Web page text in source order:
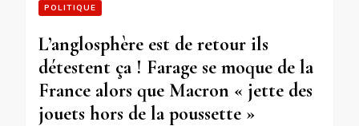
POLITIQUE
L’anglosphère est de retour ils
détestent ça ! Farage se moque de la
France alors que Macron « jette des
jouets hors de la poussette »